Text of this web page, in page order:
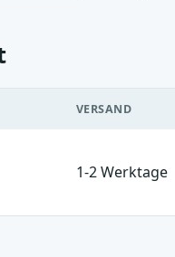
VERSAND
1-2 Werktage